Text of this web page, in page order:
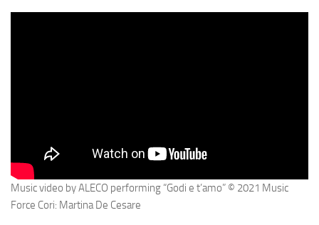
Music video by ALECO performing “Godi e t’amo” © 2021 Music
Force Cori: Martina De Cesare